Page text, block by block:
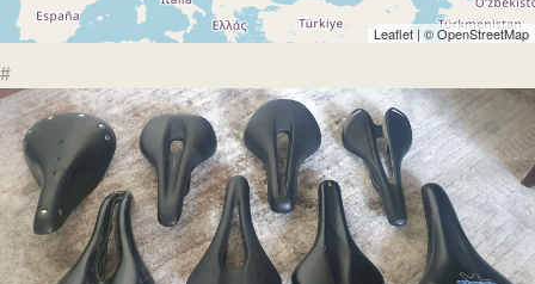
Leaflet | ©OpenStreetMap
#